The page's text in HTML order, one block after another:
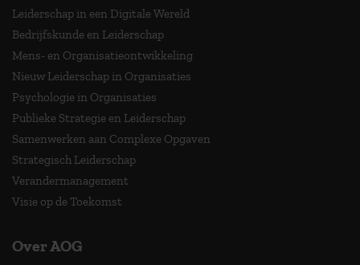
Leiderschap in een Digitale Wereld
Bedrijfskunde en Leiderschap
Mens- en Organisatieontwikkeling
Nieuw Leiderschap in Organisaties
Psychologie in Organisaties
Publieke Strategie en Leiderschap
Samenwerken aan Complexe Opgaven
Strategisch Leiderschap
Verandermanagement
Visie op de Toekomst
Over AOG